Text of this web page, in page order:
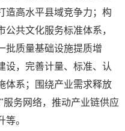
造高水平县域竞争力；构
共文化服务标准体系，
批质量基础设施提质增
设，完善计量、标准、认
体系；围绕产业需求释放
务网络，推动产业链供应
。